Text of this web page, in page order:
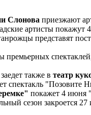
Слонова приезжают
артисты
представят
премьерных
также в театр
спектакль
покажет 4 июня
сезон закроется